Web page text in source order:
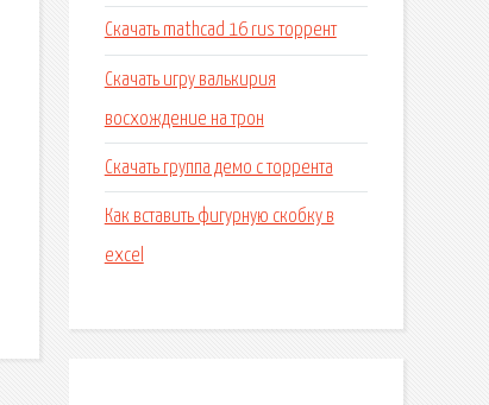
Скачать mathcad 16 rus торрент
Скачать игру валькирия
восхождение на трон
Скачать группа демо с торрента
Как вставить фигурную скобку в
excel